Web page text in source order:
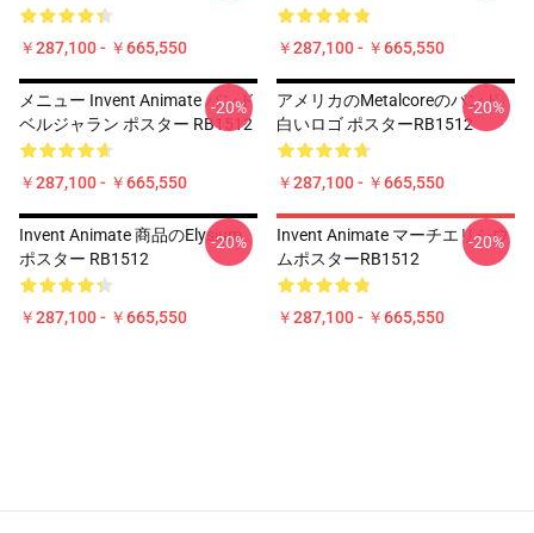
￥287,100 - ￥665,550 ￥287,100 - ￥665,550
メニュー Invent Animate バンド
ベルジャラン ポスター RB1512
￥287,100 - ￥665,550
-20%
アメリカのmetalcoreのバンド
白いロゴ ポスターRB1512
￥287,100 - ￥665,550
-20%
Invent Animate 商品のelysium
ポスター RB1512
￥287,100 - ￥665,550
-20%
Invent Animate マーチエリシウ
ムポスターRB1512
￥287,100 - ￥665,550
-20%